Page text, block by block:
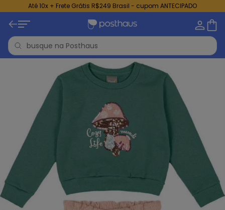
Até 10x + Frete Grátis R$249 Brasil - cupom ANTECIPADO